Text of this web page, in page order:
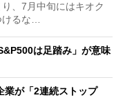
、7月中旬にはキオク
るな…
は足踏み」が意味
業が「2連続ストップ